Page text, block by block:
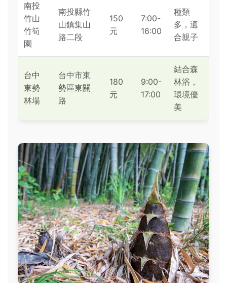
南投
竹山
竹筍
園
南投縣竹
山鎮集山
路二段
150
元
7:00-
16:00
種類
多，適
合親子
台中
東勢
林場
台中市東
勢區東關
路
180
元
9:00-
17:00
結合森
林浴，
環境優
美